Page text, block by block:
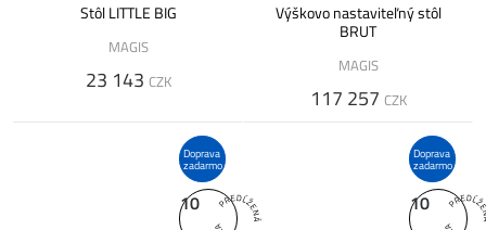
Stôl LITTLE BIG
MAGIS
23 143 CZK
Výškovo nastaviteľný stôl
BRUT
MAGIS
117 257 CZK
Doprava
zadarmo
10
Doprava
zadarmo
10